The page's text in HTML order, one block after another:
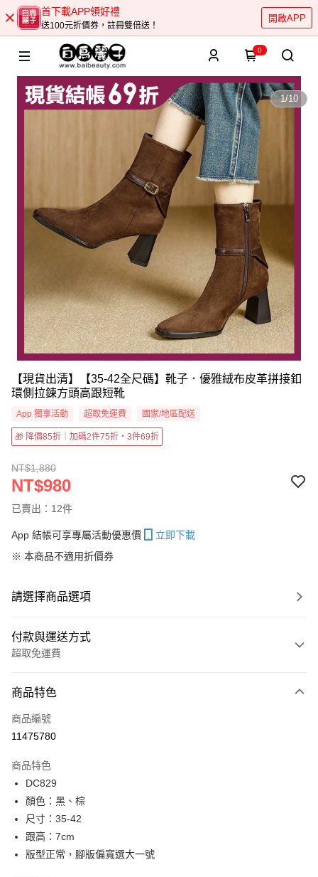
首下載APP領好禮
送100元折價券，註冊雙倍送！
開啟APP
0
1/10
【現貨出清】【35-42全尺碼】靴子．優雅絨布皮革拼接釦
環側拉鍊方頭高跟短靴
App 獨享活動 超取免運費 國家/地區配送
🎁 降價85折｜加碼2件75折・3件69折
NT$1,880
NT$980
已賣出：12件
App 結帳可享專屬活動優惠價
立即下載
※ 本商品不適用折價券
請選擇商品選項
付款與運送方式
超取免運費
信用卡一次付款
超商取貨付款
Apple Pay
街口支付
悠遊付
Google Pay
商品特色
商品編號
11475780
商品特色
DC829
顏色：黑、棕
尺寸：35-42
跟高：7cm
版型正常，腳版偏寬選大一號